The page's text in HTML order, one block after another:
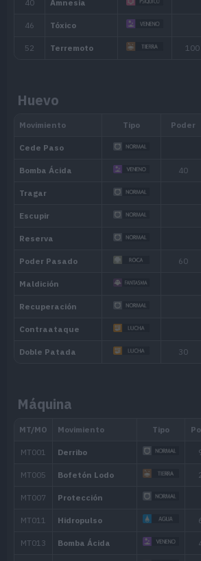
Aumenta la
Absorbe Agua
Si lo alcanza
Ignorante
Habilidad oculta
Pasa por alto
Pokémon al
Nivel
--- Danza Lluvia
--- Látigo
Huevo
Máquina